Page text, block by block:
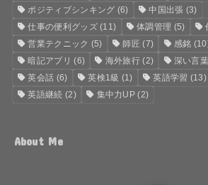
ポジティブシンキング (6) 中国出張 (3)
仕事の便利グッズ(11) 体調管理 (5)
営業テクニック (5) 師匠 (7) 感銘
暗記アプリ (6) 海外旅行 (2) 深い言葉
英会話 (6) 英検1級 (1) 英語学習 (13)
英語継続 (2) 集中力UP (2)
About Me